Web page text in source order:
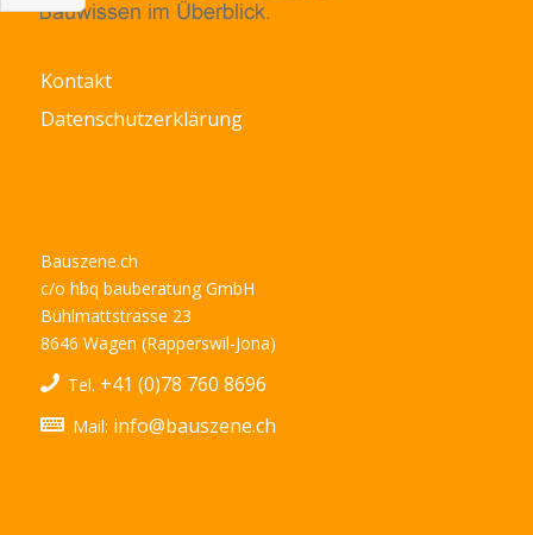
Kontakt
Datenschutzerklärung
Bauszene.ch
c/o hbq bauberatung GmbH
Bühlmattstrasse 23
8646 Wagen (Rapperswil-Jona)
Tel. +41 (0)78 760 8696
Mail: info@bauszene.ch